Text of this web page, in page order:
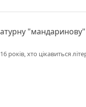
"мандаринову"
років, хто цікавиться